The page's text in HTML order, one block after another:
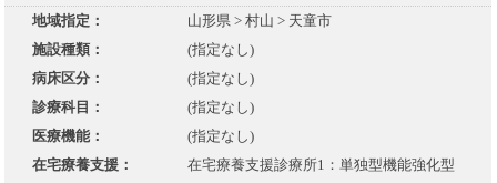
地域指定：
山形県 > 村山 > 天童市
施設種類：
(指定なし)
病床区分：
(指定なし)
診療科目：
(指定なし)
医療機能：
(指定なし)
在宅療養支援：
在宅療養支援診療所1：単独型機能強化型